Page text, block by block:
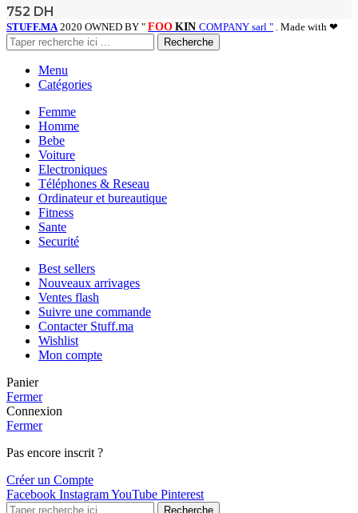
752 DH
STUFF.MA 2020 OWNED BY " FOO KIN COMPANY sarl " . Made with ❤
Recherche
Menu
Catégories
Femme
Homme
Bebe
Voiture
Electroniques
Téléphones & Reseau
Ordinateur et bureautique
Fitness
Sante
Securité
Best sellers
Nouveaux arrivages
Ventes flash
Suivre une commande
Contacter Stuff.ma
Wishlist
Mon compte
Panier
Fermer
Connexion
Fermer
Pas encore inscrit ?
Créer un Compte
Facebook InstagramYouTube Pinterest
Recherche